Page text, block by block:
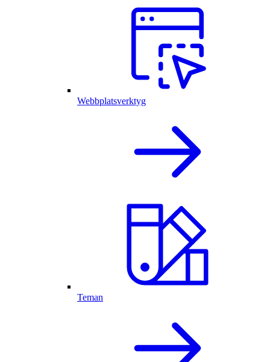
Webbplatsverktyg
Teman